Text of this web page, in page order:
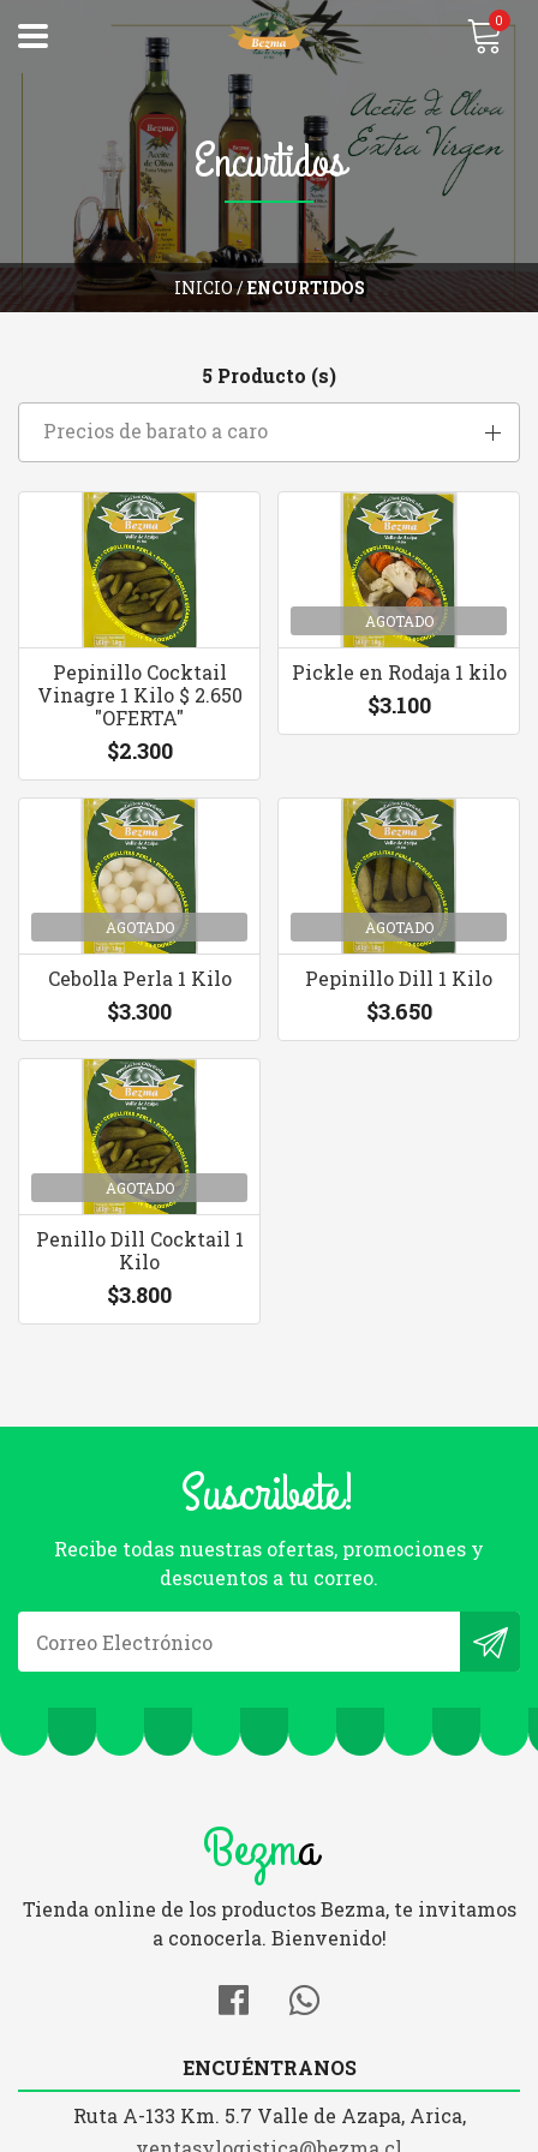
0
INICIO/ENCURTIDOS
Encurtidos
5 Producto (s)
Precios de barato a caro
Pepinillo Cocktail
Vinagre 1 Kilo $ 2.650
"OFERTA"
$2.300
AGOTADO
Pickle en Rodaja 1 kilo
$3.100
AGOTADO
Cebolla Perla 1 Kilo
$3.300
AGOTADO
Pepinillo Dill 1 Kilo
$3.650
AGOTADO
Penillo Dill Cocktail 1
Kilo
$3.800
Suscribete!
Recibe todas nuestras ofertas, promociones y
descuentos a tu correo.
Bezma
Tienda online de los productos Bezma, te invitamos
a conocerla. Bienvenido!
ENCUÉNTRANOS
Ruta A-133 Km. 5.7 Valle de Azapa, Arica,